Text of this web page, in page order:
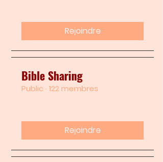
Rejoindre
Bible Sharing
Public· 122 membres
Rejoindre